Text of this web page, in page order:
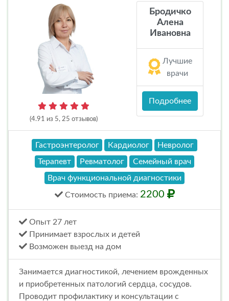
(4.91 из 5, 25 отзывов)
Бродичко
Алена
Ивановна
Лучшие
врачи
Подробнее
Гастроэнтеролог Кардиолог
Невролог
Терапевт
Ревматолог
Семейный врач
Врач функциональной диагностики
Стоимость приема: 2200
Опыт 27 лет
Принимает взрослых и детей
Возможен выезд на дом
Занимается диагностикой, лечением врожденных
и приобретенных патологий сердца, сосудов.
Проводит профилактику и консультации с